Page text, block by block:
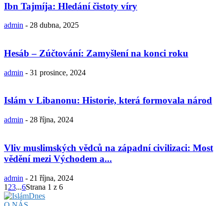
Ibn Tajmíja: Hledání čistoty víry
admin - 28 dubna, 2025
Hesáb – Zúčtování: Zamyšlení na konci roku
admin - 31 prosince, 2024
Islám v Libanonu: Historie, která formovala národ
admin - 28 října, 2024
Vliv muslimských vědců na západní civilizaci: Most
vědění mezi Východem a...
admin - 21 října, 2024
1 23...6Strana 1 z 6